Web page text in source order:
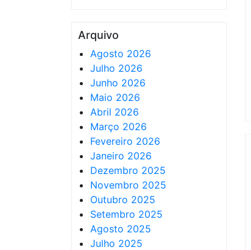
Arquivo
Agosto 2026
Julho 2026
Junho 2026
Maio 2026
Abril 2026
Março 2026
Fevereiro 2026
Janeiro 2026
Dezembro 2025
Novembro 2025
Outubro 2025
Setembro 2025
Agosto 2025
Julho 2025